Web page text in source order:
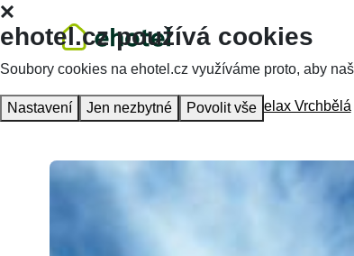
Hlavní stránka Ubytování Hotel Relax Vrchbělá
ehotel.cz používá cookies
Soubory cookies na ehotel.cz využíváme proto, aby
Nastavení Jen nezbytné Povolit vše